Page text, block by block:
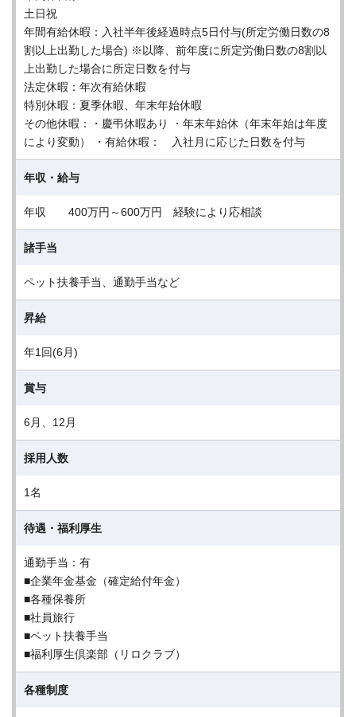
土日祝
年間有給休暇：入社半年後経過時点5日付与(所定労働日数の8
割以上出勤した場合) ※以降、前年度に所定労働日数の8割以
上出勤した場合に所定日数を付与
法定休暇：年次有給休暇
特別休暇：夏季休暇、年末年始休暇
その他休暇：・慶弔休暇あり ・年末年始休（年末年始は年度
により変動） ・有給休暇： 入社月に応じた日数を付与
年収・給与
年収 400万円～600万円 経験により応相談
諸手当
ペット扶養手当、通勤手当など
昇給
年1回(6月)
賞与
6月、12月
採用人数
1名
待遇・福利厚生
通勤手当：有
■企業年金基金（確定給付年金）
■各種保養所
■社員旅行
■ペット扶養手当
■福利厚生倶楽部（リロクラブ）
各種制度